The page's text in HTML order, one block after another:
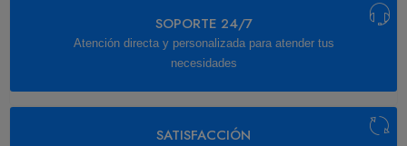
SOPORTE 24/7
Atención directa y personalizada para atender tus
necesidades
SATISFACCIÓN